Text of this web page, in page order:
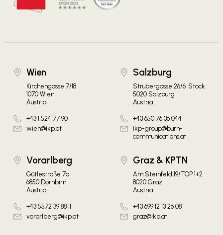
Wien
Kirchengasse 7/18
1070 Wien
Austria
+43 1 524 77 90
wien@ikp.at
Salzburg
Strubergasse 26/6. Stock
5020 Salzburg
Austria
+43 650 76 36 044
ikp-group@burn-
communications.at
Vorarlberg
Gütlestraße 7a
6850 Dornbirn
Austria
+43 5572 39 88 11
vorarlberg@ikp.at
Graz & KPTN
Am Steinfeld 19/TOP 1+2
8020 Graz
Austria
+43 699 12 13 26 08
graz@ikp.at